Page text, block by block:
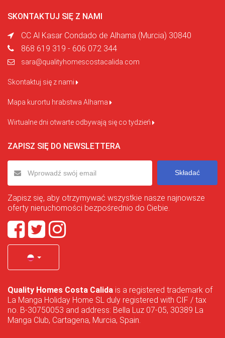
SKONTAKTUJ SIĘ Z NAMI
CC Al Kasar Condado de Alhama (Murcia) 30840
868 619 319 - 606 072 344
sara@qualityhomescostacalida.com
Skontaktuj się z nami
Mapa kurortu hrabstwa Alhama
Wirtualne dni otwarte odbywają się co tydzień
ZAPISZ SIĘ DO NEWSLETTERA
Składać
Zapisz się, aby otrzymywać wszystkie nasze najnowsze
oferty nieruchomości bezpośrednio do Ciebie.
Quality Homes Costa Calida is a registered trademark of
La Manga Holiday Home SL duly registered with CIF / tax
no. B-30750053 and address: Bella Luz 07-05, 30389 La
Manga Club, Cartagena, Murcia, Spain.